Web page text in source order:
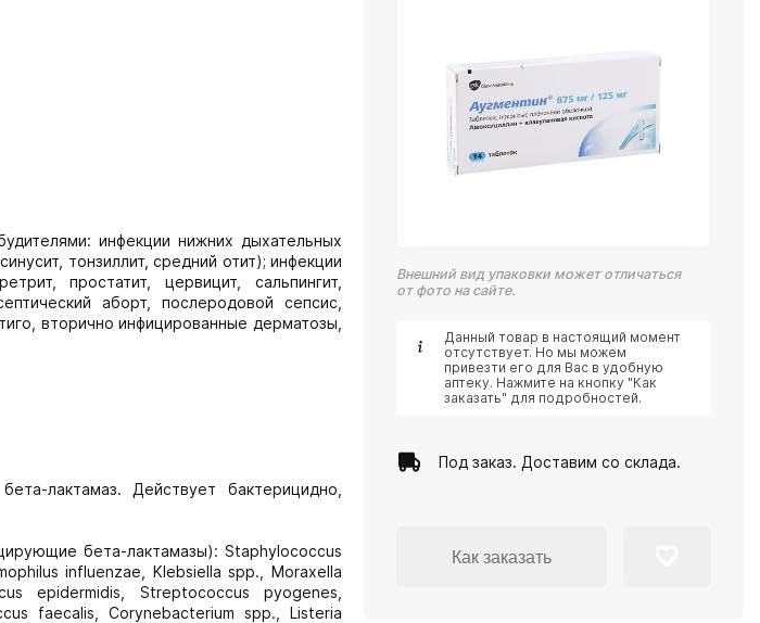
инфекции нижних дыхательных
тонзиллит, средний отит); инфекции
простатит, цервицит, сальпингит,
аборт, послеродовой сепсис,
вторично инфицированные дерматозы,
лактамаз. Действует бактерицидно,
бета-лактамазы): Staphylococcus
influenzae, Klebsiella spp., Moraxella
epidermidis, Streptococcus pyogenes,
faecalis, Corynebacterium spp., Listeria
Внешний вид упаковки может отличаться
от фото на сайте.
Данный товар в настоящий момент
отсутствует. Но мы можем
привезти его для Вас в удобную
аптеку. Нажмите на кнопку "Как
заказать" для подробностей.
Под заказ. Доставим со склада.
Как заказать